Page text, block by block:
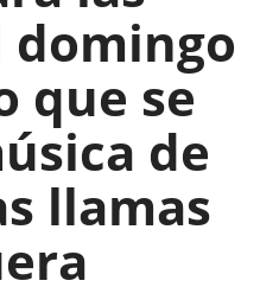
que se
de
llamas